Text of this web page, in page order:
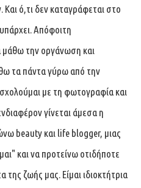
Και ό,τι δεν καταγράφεται στο
Απόφοιτη
μάθω την οργάνωση και
τα πάντα γύρω από την
με τη φωτογραφία και
γίνεται άμεσα η
beauty και life blogger, μιας
και να προτείνω οτιδήποτε
της ζωής μας. Είμαι ιδιοκτήτρια